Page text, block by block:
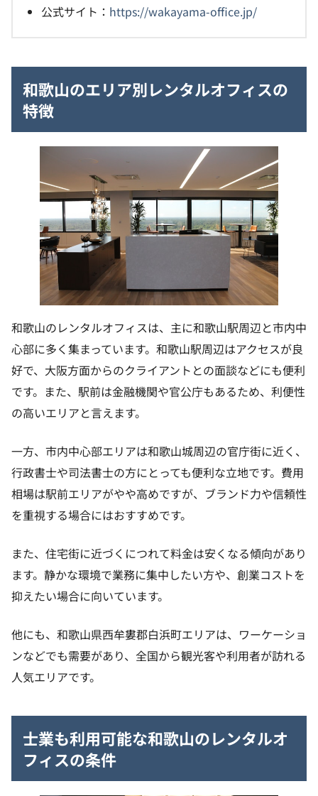
公式サイト： https://wakayama-office.jp/
和歌山のエリア別レンタルオフィスの
特徴
和歌山のレンタルオフィスは、主に和歌山駅周辺と市内中
心部に多く集まっています。和歌山駅周辺はアクセスが良
好で、大阪方面からのクライアントとの面談などにも便利
です。また、駅前は金融機関や官公庁もあるため、利便性
の高いエリアと言えます。
一方、市内中心部エリアは和歌山城周辺の官庁街に近く、
行政書士や司法書士の方にとっても便利な立地です。費用
相場は駅前エリアがやや高めですが、ブランド力や信頼性
を重視する場合にはおすすめです。
また、住宅街に近づくにつれて料金は安くなる傾向があり
ます。静かな環境で業務に集中したい方や、創業コストを
抑えたい場合に向いています。
他にも、和歌山県西牟婁郡白浜町エリアは、ワーケーショ
ンなどでも需要があり、全国から観光客や利用者が訪れる
人気エリアです。
士業も利用可能な和歌山のレンタルオ
フィスの条件